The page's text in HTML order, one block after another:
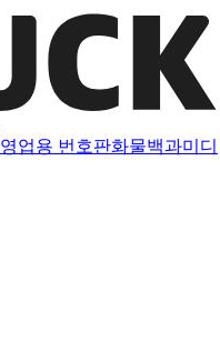
영업용 번호판화물백과미디